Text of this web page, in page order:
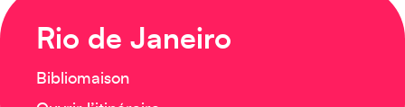
Rio de Janeiro
Bibliomaison